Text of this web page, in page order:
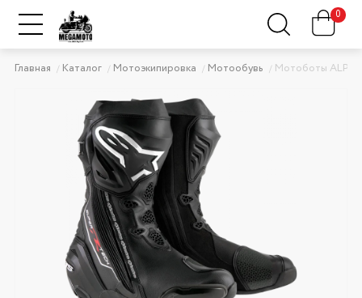
0
Главная Каталог Мотоэкипировка Мотообувь Мотоботы